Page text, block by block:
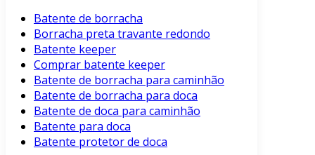
Batente de borracha
Borracha preta travante redondo
Batente keeper
Comprar batente keeper
Batente de borracha para caminhão
Batente de borracha para doca
Batente de doca para caminhão
Batente para doca
Batente protetor de doca